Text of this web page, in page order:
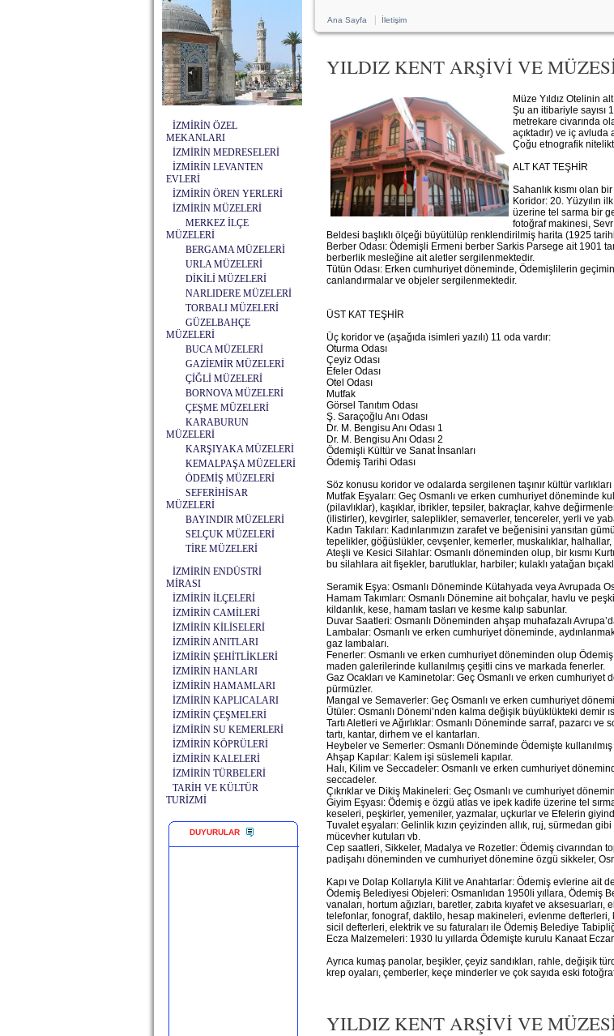
İZMİRİN ÖZEL
MEKANLARI
İZMİRİN MEDRESELERİ
İZMİRİN LEVANTEN
EVLERİ
İZMİRİN ÖREN YERLERİ
İZMİRİN MÜZELERİ
MERKEZ İLÇE
MÜZELERİ
BERGAMA MÜZELERİ
URLA MÜZELERİ
DİKİLİ MÜZELERİ
NARLIDERE MÜZELERİ
TORBALI MÜZELERİ
GÜZELBAHÇE
MÜZELERİ
BUCA MÜZELERİ
GAZİEMİR MÜZELERİ
ÇİĞLİ MÜZELERİ
BORNOVA MÜZELERİ
ÇEŞME MÜZELERİ
KARABURUN
MÜZELERİ
KARŞIYAKA MÜZELERİ
KEMALPAŞA MÜZELERİ
ÖDEMİŞ MÜZELERİ
SEFERİHİSAR
MÜZELERİ
BAYINDIR MÜZELERİ
SELÇUK MÜZELERİ
TİRE MÜZELERİ
İZMİRİN ENDÜSTRİ
MİRASI
İZMİRİN İLÇELERİ
İZMİRİN CAMİLERİ
İZMİRİN KİLİSELERİ
İZMİRİN ANITLARI
İZMİRİN ŞEHİTLİKLERİ
İZMİRİN HANLARI
İZMİRİN HAMAMLARI
İZMİRİN KAPLICALARI
İZMİRİN ÇEŞMELERİ
İZMİRİN SU KEMERLERİ
İZMİRİN KÖPRÜLERİ
İZMİRİN KALELERİ
İZMİRİN TÜRBELERİ
TARİH VE KÜLTÜR
TURİZMİ
DUYURULAR
Ana Sayfa İletişim
YILDIZ KENT ARŞİVİ VE
Müze Yıldız Otelinin
Şu an itibariyle sayısı
metrekare civarında
açıktadır) ve iç
Çoğu etnografik
ALT KAT TEŞHİR
Sahanlık kısmı olan
Koridor: 20. Yüzyılın
üzerine tel sarma bir
fotoğraf makinesi,
Beldesi başlıklı ölçeği büyütülüp renklendirilmiş harita (1925
Berber Odası: Ödemişli Ermeni berber Sarkis Parsege ait 1901
berberlik mesleğine ait aletler sergilenmektedir.
Tütün Odası: Erken cumhuriyet döneminde, Ödemişlilerin
canlandırmalar ve objeler sergilenmektedir.
ÜST KAT TEŞHİR
Üç koridor ve (aşağıda isimleri yazılı) 11 oda vardır:
Oturma Odası
Çeyiz Odası
Efeler Odası
Otel Odası
Mutfak
Görsel Tanıtım Odası
Ş. Saraçoğlu Anı Odası
Dr. M. Bengisu Anı Odası 1
Dr. M. Bengisu Anı Odası 2
Ödemişli Kültür ve Sanat İnsanları
Ödemiş Tarihi Odası
Söz konusu koridor ve odalarda sergilenen taşınır kültür
Mutfak Eşyaları: Geç Osmanlı ve erken cumhuriyet döneminde
(pilavlıklar), kaşıklar, ibrikler, tepsiler, bakraçlar, kahve
(ilistirler), kevgirler, saleplikler, semaverler, tencereler, yerli ve
Kadın Takıları: Kadınlarımızın zarafet ve beğenisini yansıtan
tepelikler, göğüslükler, cevşenler, kemerler, muskalıklar, halhallar,
Ateşli ve Kesici Silahlar: Osmanlı döneminden olup, bir kısmı
bu silahlara ait fişekler, barutluklar, harbiler; kulaklı yatağan
Seramik Eşya: Osmanlı Döneminde Kütahyada veya Avrupada
Hamam Takımları: Osmanlı Dönemine ait bohçalar, havlu ve
kildanlık, kese, hamam tasları ve kesme kalıp sabunlar.
Duvar Saatleri: Osmanlı Döneminden ahşap muhafazalı
Lambalar: Osmanlı ve erken cumhuriyet döneminde,
gaz lambaları.
Fenerler: Osmanlı ve erken cumhuriyet döneminden olup
maden galerilerinde kullanılmış çeşitli cins ve markada fenerler.
Gaz Ocakları ve Kaminetolar: Geç Osmanlı ve erken cumhuriyet
pürmüzler.
Mangal ve Semaverler: Geç Osmanlı ve erken cumhuriyet
Ütüler: Osmanlı Dönemi’nden kalma değişik büyüklükteki demir
Tartı Aletleri ve Ağırlıklar: Osmanlı Döneminde sarraf, pazarcı
tartı, kantar, dirhem ve el kantarları.
Heybeler ve Semerler: Osmanlı Döneminde Ödemişte
Ahşap Kapılar: Kalem işi süslemeli kapılar.
Halı, Kilim ve Seccadeler: Osmanlı ve erken cumhuriyet
seccadeler.
Çıkrıklar ve Dikiş Makineleri: Geç Osmanlı ve cumhuriyet
Giyim Eşyası: Ödemiş e özgü atlas ve ipek kadife üzerine tel
keseleri, peşkirler, yemeniler, yazmalar, uçkurlar ve Efelerin
Tuvalet eşyaları: Gelinlik kızın çeyizinden allık, ruj, sürmedan
mücevher kutuları vb.
Cep saatleri, Sikkeler, Madalya ve Rozetler: Ödemiş civarından
padişahı döneminden ve cumhuriyet dönemine özgü sikkeler,
Kapı ve Dolap Kollarıyla Kilit ve Anahtarlar: Ödemiş evlerine ait
Ödemiş Belediyesi Objeleri: Osmanlıdan 1950li yıllara, Ödemiş
vanaları, hortum ağızları, baretler, zabıta kıyafet ve
telefonlar, fonograf, daktilo, hesap makineleri, evlenme defterleri,
sicil defterleri, elektrik ve su faturaları ile Ödemiş Belediye
Ecza Malzemeleri: 1930 lu yıllarda Ödemişte kurulu Kanaat
Ayrıca kumaş panolar, beşikler, çeyiz sandıkları, rahle, değişik
krep oyaları, çemberler, keçe minderler ve çok sayıda eski
YILDIZ KENT ARŞİVİ VE